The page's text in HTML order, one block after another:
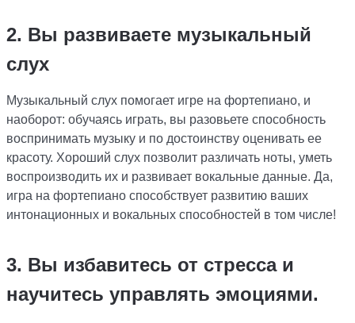
2. Вы развиваете музыкальный
слух
Музыкальный слух помогает игре на фортепиано, и
наоборот: обучаясь играть, вы разовьете способность
воспринимать музыку и по достоинству оценивать ее
красоту. Хороший слух позволит различать ноты, уметь
воспроизводить их и развивает вокальные данные. Да,
игра на фортепиано способствует развитию ваших
интонационных и вокальных способностей в том числе!
3. Вы избавитесь от стресса и
научитесь управлять эмоциями.